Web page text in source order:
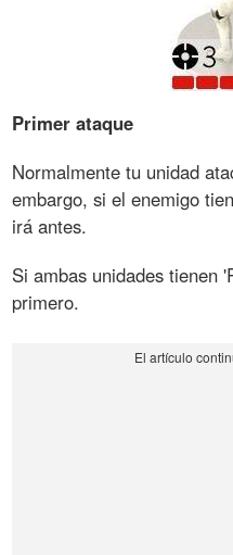
Primer ataque
Normalmente tu unidad
embargo, si el enemigo
irá antes.
Si ambas unidades tienen
primero.